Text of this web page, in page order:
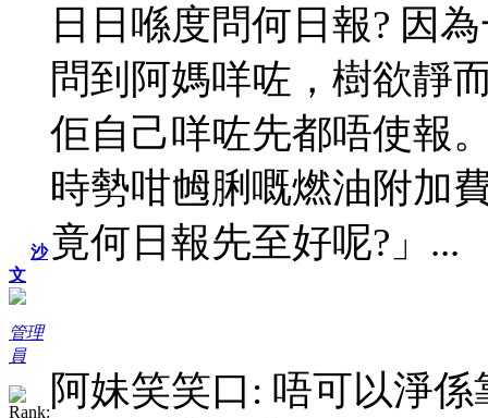
沙
文
管理
員
日日喺度問何日報? 因
問到阿媽咩咗， 樹欲靜
佢自己咩咗先都唔使報
時勢咁乸脷嘅燃油附加
竟何日報先至好呢?」...
阿妹笑笑口: 唔可以淨